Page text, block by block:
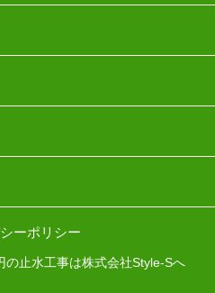
ーポリシー
の止水工事は株式会社Style-Sへ